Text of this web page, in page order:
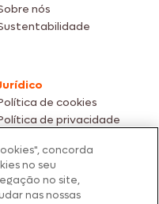
nós
de cookies
de privacidade
enquanto durarem os
a análise e confirmação
são válidos
concorda
no seu
no site,
nas nossas